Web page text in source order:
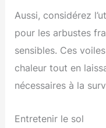
Aussi, considérez
pour les arbustes
sensibles. Ces
chaleur tout en
nécessaires à la
Entretenir le sol